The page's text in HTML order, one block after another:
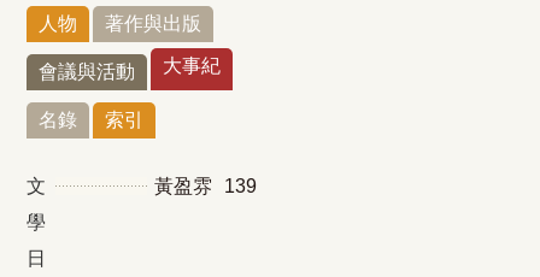
人物 著作與出版
會議與活動 大事紀
名錄 索引
文
學
日
黃盈雰 139